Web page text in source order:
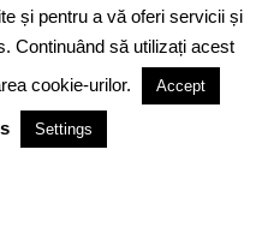
JOBS DESPRE COOKIES
TERMENI SI CONDITII
și pentru a vă oferi servicii și
Continuând să utilizați acest
cookie-urilor.
Accept
Settings